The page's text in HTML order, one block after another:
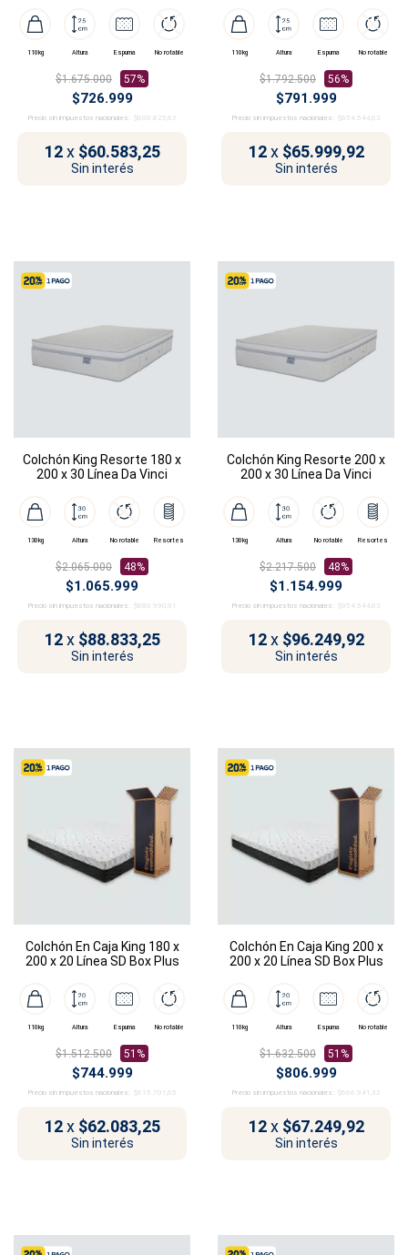
110kg Altura Espuma No rotable
$1.675.000 57%
$726.999
Precio sin impuestos nacionales: $600.825,62
12 x $60.583,25
Sin interés
110kg Altura Espuma No rotable
$1.792.500 56%
$791.999
Precio sin impuestos nacionales: $654.544,63
12 x $65.999,92
Sin interés
Colchón King Resorte 180 x
200 x 30 Línea Da Vinci
130kg Altura No rotable Resortes
$2.065.000 48%
$1.065.999
Precio sin impuestos nacionales: $880.990,91
12 x $88.833,25
Sin interés
Colchón King Resorte 200 x
200 x 30 Línea Da Vinci
130kg Altura No rotable Resortes
$2.217.500 48%
$1.154.999
Precio sin impuestos nacionales: $954.544,63
12 x $96.249,92
Sin interés
Colchón En Caja King 180 x
200 x 20 Línea SD Box Plus
110kg Altura Espuma No rotable
$1.512.500 51%
$744.999
Precio sin impuestos nacionales: $615.701,65
12 x $62.083,25
Sin interés
Colchón En Caja King 200 x
200 x 20 Línea SD Box Plus
110kg Altura Espuma No rotable
$1.632.500 51%
$806.999
Precio sin impuestos nacionales: $666.941,32
12 x $67.249,92
Sin interés